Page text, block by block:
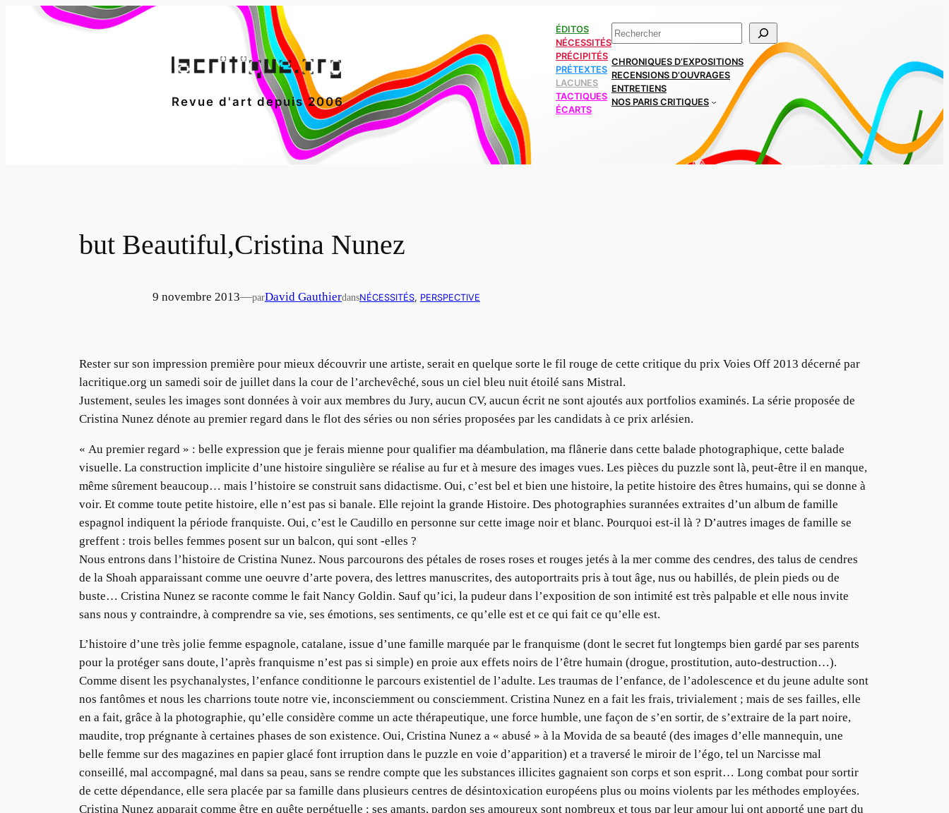
Revue d'art depuis 2006
ÉDITOS
NÉCESSITÉS
PRÉCIPITÉS
PRÉTEXTES
LACUNES
TACTIQUES
ÉCARTS
Rechercher
CHRONIQUES D’EXPOSITIONS
RECENSIONS D’OUVRAGES
ENTRETIENS
NOS PARIS CRITIQUES
but Beautiful,Cristina Nunez
9 novembre 2013—parDavid GauthierdansNÉCESSITÉS, PERSPECTIVE
Rester sur son impression première pour mieux découvrir une artiste, serait en quelque sorte le fil rouge de cette critique du prix Voies Off 2013 décerné par
lacritique.org un samedi soir de juillet dans la cour de l’archevêché, sous un ciel bleu nuit étoilé sans Mistral.
Justement, seules les images sont données à voir aux membres du Jury, aucun CV, aucun écrit ne sont ajoutés aux portfolios examinés. La série proposée de
Cristina Nunez dénote au premier regard dans le flot des séries ou non séries proposées par les candidats à ce prix arlésien.
« Au premier regard » : belle expression que je ferais mienne pour qualifier ma déambulation, ma flânerie dans cette balade photographique, cette balade
visuelle. La construction implicite d’une histoire singulière se réalise au fur et à mesure des images vues. Les pièces du puzzle sont là, peut-être il en manque,
même sûrement beaucoup… mais l’histoire se construit sans didactisme. Oui, c’est bel et bien une histoire, la petite histoire des êtres humains, qui se donne à
voir. Et comme toute petite histoire, elle n’est pas si banale. Elle rejoint la grande Histoire. Des photographies surannées extraites d’un album de famille
espagnol indiquent la période franquiste. Oui, c’est le Caudillo en personne sur cette image noir et blanc. Pourquoi est-il là ? D’autres images de famille se
greffent : trois belles femmes posent sur un balcon, qui sont -elles ?
Nous entrons dans l’histoire de Cristina Nunez. Nous parcourons des pétales de roses roses et rouges jetés à la mer comme des cendres, des talus de cendres
de la Shoah apparaissant comme une oeuvre d’arte povera, des lettres manuscrites, des autoportraits pris à tout âge, nus ou habillés, de plein pieds ou de
buste… Cristina Nunez se raconte comme le fait Nancy Goldin. Sauf qu’ici, la pudeur dans l’exposition de son intimité est très palpable et elle nous invite
sans nous y contraindre, à comprendre sa vie, ses émotions, ses sentiments, ce qu’elle est et ce qui fait ce qu’elle est.
L’histoire d’une très jolie femme espagnole, catalane, issue d’une famille marquée par le franquisme (dont le secret fut longtemps bien gardé par ses parents
pour la protéger sans doute, l’après franquisme n’est pas si simple) en proie aux effets noirs de l’être humain (drogue, prostitution, auto-destruction…).
Comme disent les psychanalystes, l’enfance conditionne le parcours existentiel de l’adulte. Les traumas de l’enfance, de l’adolescence et du jeune adulte sont
nos fantômes et nous les charrions toute notre vie, inconsciemment ou consciemment. Cristina Nunez en a fait les frais, trivialement ; mais de ses failles, elle
en a fait, grâce à la photographie, qu’elle considère comme un acte thérapeutique, une force humble, une façon de s’en sortir, de s’extraire de la part noire,
maudite, trop prégnante à certaines phases de son existence. Oui, Cristina Nunez a « abusé » à la Movida de sa beauté (des images d’elle mannequin, une
belle femme sur des magazines en papier glacé font irruption dans le puzzle en voie d’apparition) et a traversé le miroir de l’égo, tel un Narcisse mal
conseillé, mal accompagné, mal dans sa peau, sans se rendre compte que les substances illicites gagnaient son corps et son esprit… Long combat pour sortir
de cette dépendance, elle sera placée par sa famille dans plusieurs centres de désintoxication européens plus ou moins violents par les méthodes employées.
Cristina Nunez apparait comme être en quête perpétuelle : ses amants, pardon ses amoureux sont nombreux et tous par leur amour lui ont apporté une part du